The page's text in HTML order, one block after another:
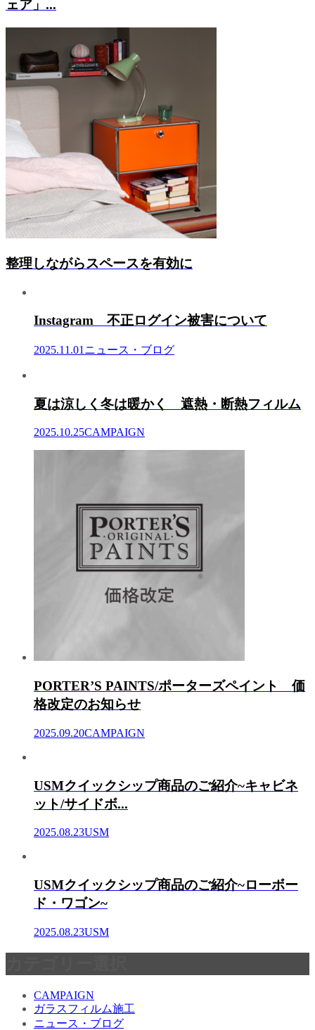
ェア」...
整理しながらスペースを有効に
Instagram 不正ログイン被害について
2025.11.01 ニュース・ブログ
夏は涼しく冬は暖かく 遮熱・断熱フィルム
2025.10.25CAMPAIGN
PORTER’S PAINTS/ポーターズペイント 価
格改定のお知らせ
2025.09.20CAMPAIGN
USMクイックシップ商品のご紹介~キャビネ
ット/サイドボ...
2025.08.23USM
USMクイックシップ商品のご紹介~ローボー
ド・ワゴン~
2025.08.23USM
CAMPAIGN
ガラスフィルム施工
ニュース・ブログ